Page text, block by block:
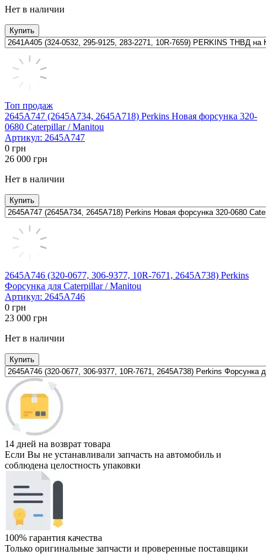
Нет в наличии
Купить
Топ продаж
2645A747 (2645A734, 2645A718) Perkins Новая форсунка 320-
0680 Caterpillar / Manitou
Артикул: 2645A747
0 грн
26 000 грн
Нет в наличии
Купить
2645A746 (320-0677, 306-9377, 10R-7671, 2645A738) Perkins
Форсунка для Caterpillar / Manitou
Артикул: 2645A746
0 грн
23 000 грн
Нет в наличии
Купить
14 дней на возврат товара
Если Вы не устанавливали запчасть на автомобиль и
соблюдена целостность упаковки
100% гарантия качества
Только оригинальные запчасти и проверенные поставщики